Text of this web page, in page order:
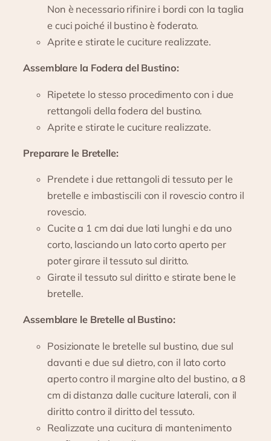
Non è necessario rifinire i bordi con la taglia
e cuci poiché il bustino è foderato.
Aprite e stirate le cuciture realizzate.
Assemblare la Fodera del Bustino:
Ripetete lo stesso procedimento con i due
rettangoli della fodera del bustino.
Aprite e stirate le cuciture realizzate.
Preparare le Bretelle:
Prendete i due rettangoli di tessuto per le
bretelle e imbastiscili con il rovescio contro il
rovescio.
Cucite a 1 cm dai due lati lunghi e da uno
corto, lasciando un lato corto aperto per
poter girare il tessuto sul diritto.
Girate il tessuto sul diritto e stirate bene le
bretelle.
Assemblare le Bretelle al Bustino:
Posizionate le bretelle sul bustino, due sul
davanti e due sul dietro, con il lato corto
aperto contro il margine alto del bustino, a 8
cm di distanza dalle cuciture laterali, con il
diritto contro il diritto del tessuto.
Realizzate una cucitura di mantenimento